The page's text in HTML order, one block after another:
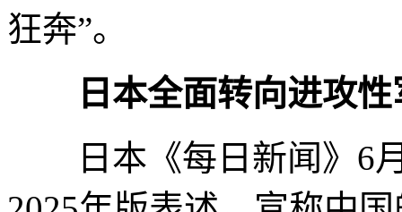
狂奔”。
日本全面转向进攻
日本《每日新闻》6月